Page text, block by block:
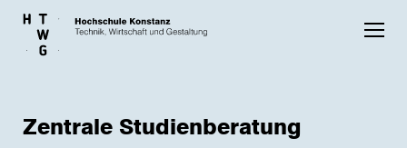
Skip to main content
Zentrale Studienberatung